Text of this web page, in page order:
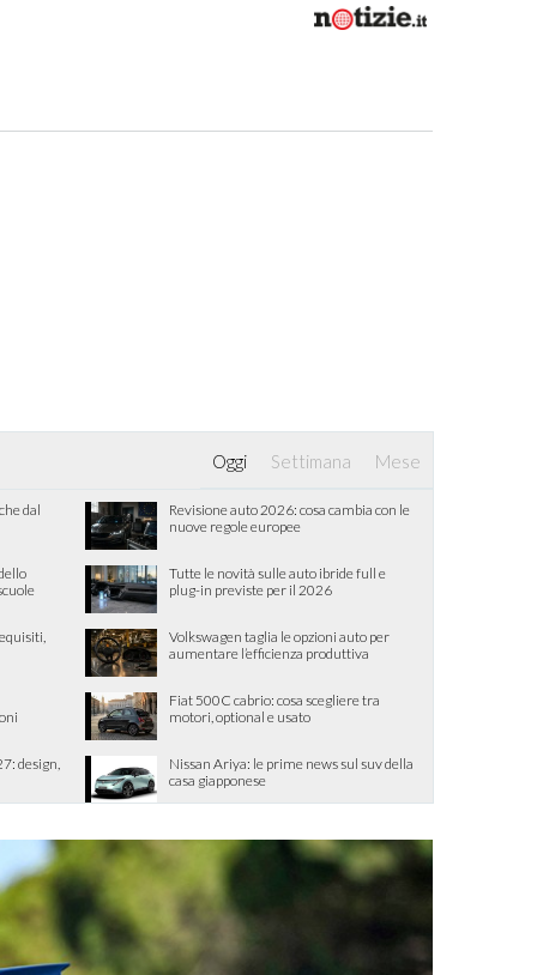
Oggi Settimana Mese
dal
Revisione auto 2026: cosa cambia con le
nuove regole europee
Tutte le novità sulle auto ibride full e
plug-in previste per il 2026
Volkswagen taglia le opzioni auto per
aumentare l’efficienza produttiva
Fiat 500C cabrio: cosa scegliere tra
motori, optional e usato
design,
Nissan Ariya: le prime news sul suv della
casa giapponese